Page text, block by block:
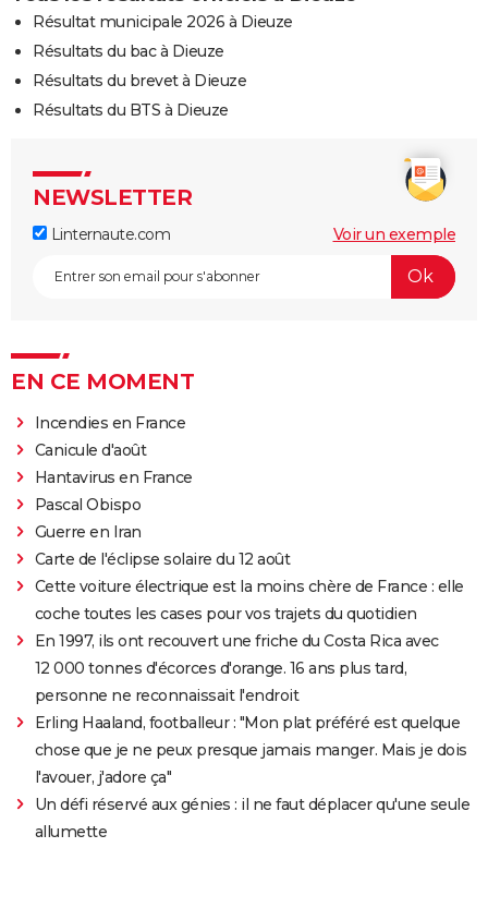
Résultat municipale 2026 à Dieuze
Résultats du bac à Dieuze
Résultats du brevet à Dieuze
Résultats du BTS à Dieuze
NEWSLETTER
Linternaute.com Voir un exemple
EN CE MOMENT
Incendies en France
Canicule d'août
Hantavirus en France
Pascal Obispo
Guerre en Iran
Carte de l'éclipse solaire du 12 août
Cette voiture électrique est la moins chère de France : elle
coche toutes les cases pour vos trajets du quotidien
En 1997, ils ont recouvert une friche du Costa Rica avec
12 000 tonnes d'écorces d'orange. 16 ans plus tard,
personne ne reconnaissait l'endroit
Erling Haaland, footballeur : "Mon plat préféré est quelque
chose que je ne peux presque jamais manger. Mais je dois
l'avouer, j'adore ça"
Un défi réservé aux génies : il ne faut déplacer qu'une seule
allumette